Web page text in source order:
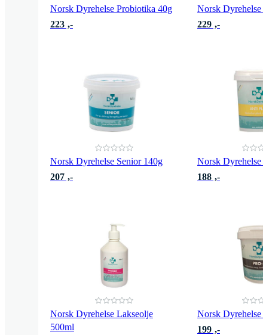
Norsk Dyrehelse Probiotika 40g
223 ,-
Norsk
229 ,-
Norsk Dyrehelse Senior 140g
207 ,-
Norsk
188 ,-
Norsk Dyrehelse Lakseolje
500ml
Norsk
199 ,-